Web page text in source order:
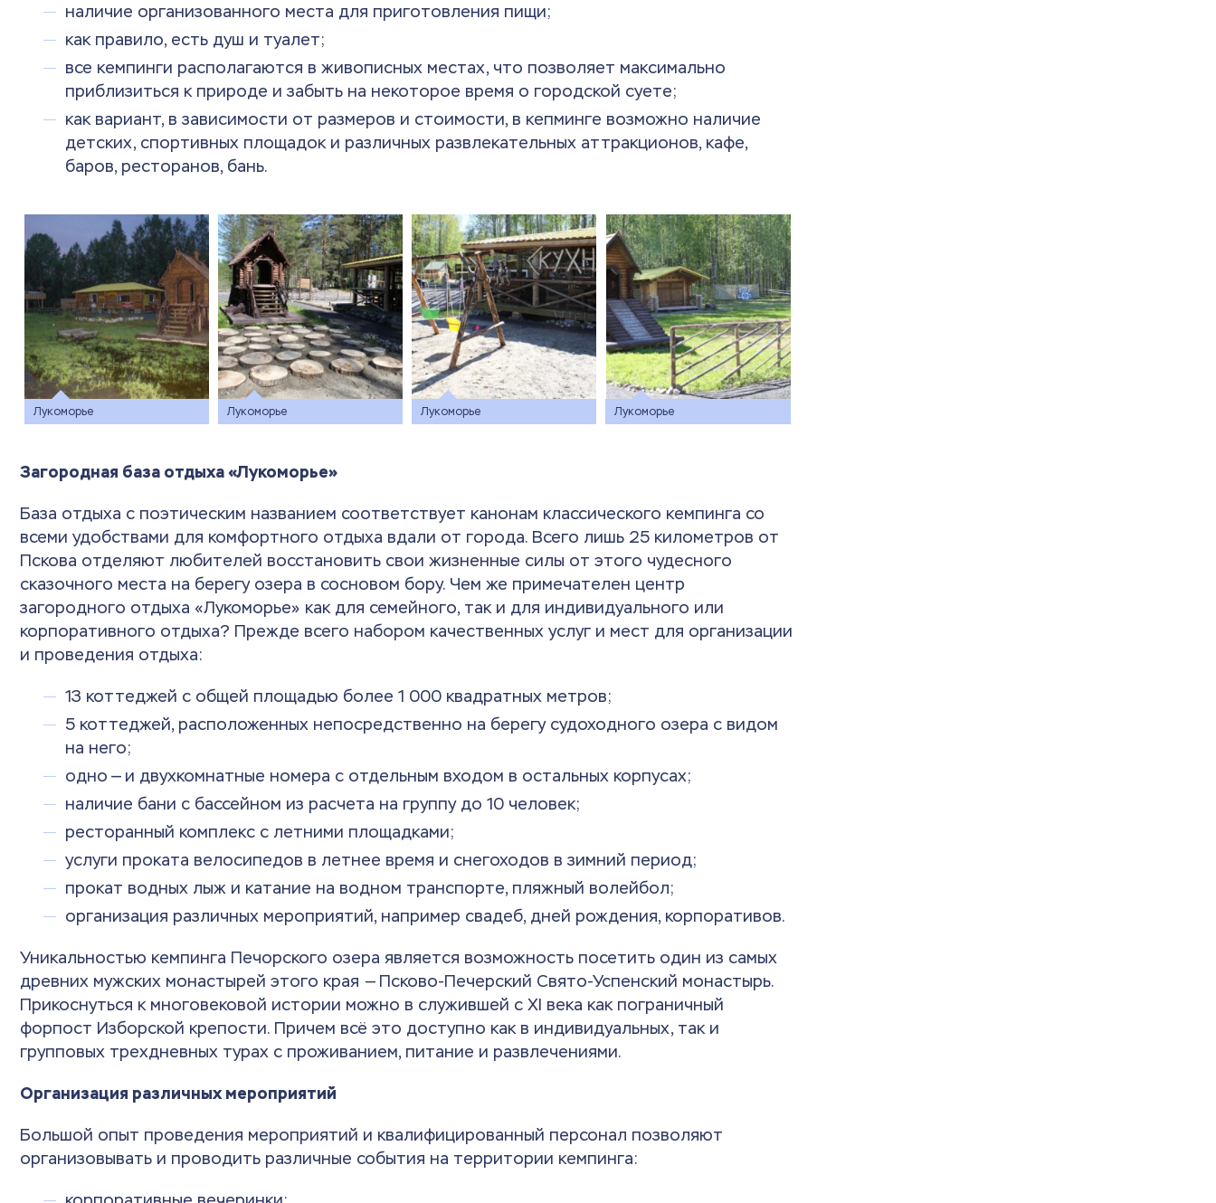
наличие организованного места для приготовления пищи;
как правило, есть душ и туалет;
все кемпинги располагаются в живописных местах, что позволяет максимально
приблизиться к природе и забыть на некоторое время о городской суете;
как вариант, в зависимости от размеров и стоимости, в кепминге возможно наличие
детских, спортивных площадок и различных развлекательных аттракционов, кафе,
баров, ресторанов, бань.
Лукоморье Лукоморье Лукоморье Лукоморье
Загородная база отдыха «Лукоморье»
База отдыха с поэтическим названием соответствует канонам классического кемпинга со
всеми удобствами для комфортного отдыха вдали от города. Всего лишь 25 километров от
Пскова отделяют любителей восстановить свои жизненные силы от этого чудесного
сказочного места на берегу озера в сосновом бору. Чем же примечателен центр
загородного отдыха «Лукоморье» как для семейного, так и для индивидуального или
корпоративного отдыха? Прежде всего набором качественных услуг и мест для организации
и проведения отдыха:
13 коттеджей с общей площадью более 1 000 квадратных метров;
5 коттеджей, расположенных непосредственно на берегу судоходного озера с видом
на него;
одно — и двухкомнатные номера с отдельным входом в остальных корпусах;
наличие бани с бассейном из расчета на группу до 10 человек;
ресторанный комплекс с летними площадками;
услуги проката велосипедов в летнее время и снегоходов в зимний период;
прокат водных лыж и катание на водном транспорте, пляжный волейбол;
организация различных мероприятий, например свадеб, дней рождения, корпоративов.
Уникальностью кемпинга Печорского озера является возможность посетить один из самых
древних мужских монастырей этого края — Псково-Печерский Свято-Успенский монастырь.
Прикоснуться к многовековой истории можно в служившей с XI века как пограничный
форпост Изборской крепости. Причем всё это доступно как в индивидуальных, так и
групповых трехдневных турах с проживанием, питание и развлечениями.
Организация различных мероприятий
Большой опыт проведения мероприятий и квалифицированный персонал позволяют
организовывать и проводить различные события на территории кемпинга: